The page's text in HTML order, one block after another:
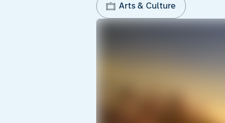
Arts & Culture